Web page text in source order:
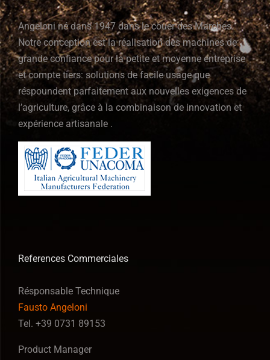
Angeloni né dans 1947 dans le couer des Marches.
Notre conception est la réalisation des machines de
grande confiance pour la petite et moyenne entreprise
et compte tiers: solutions de facile usage que
réspoundent parfaitement aux nouvelles exigences de
l’agriculture, grâce à la combinaison de innovation et
expérience artisanale .
References Commerciales
Résponsable Technique
Fausto Angeloni
Tel. +39 0731 89153
Product Manager